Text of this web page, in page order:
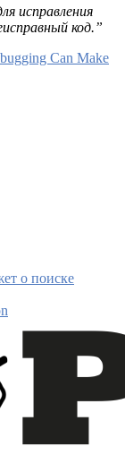
исправления
код.”
Can Make
о поиске